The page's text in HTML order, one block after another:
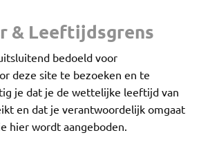
& Leeftijdsgrens
bedoeld voor
deze site te bezoeken en te
je dat je de wettelijke leeftijd van
en dat je verantwoordelijk omgaat
hier wordt aangeboden.